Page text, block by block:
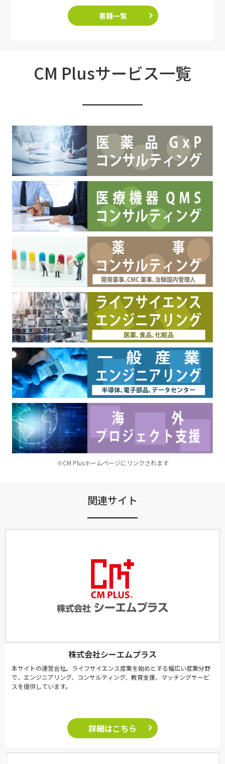
書籍一覧
CM Plusサービス一覧
※CM Plusホームページにリンクされます
関連サイト
株式会社シーエムプラス
本サイトの運営会社。ライフサイエンス産業を始めとする幅広い産業分野
で、エンジニアリング、コンサルティング、教育支援、マッチングサービ
スを提供しています。
詳細はこちら